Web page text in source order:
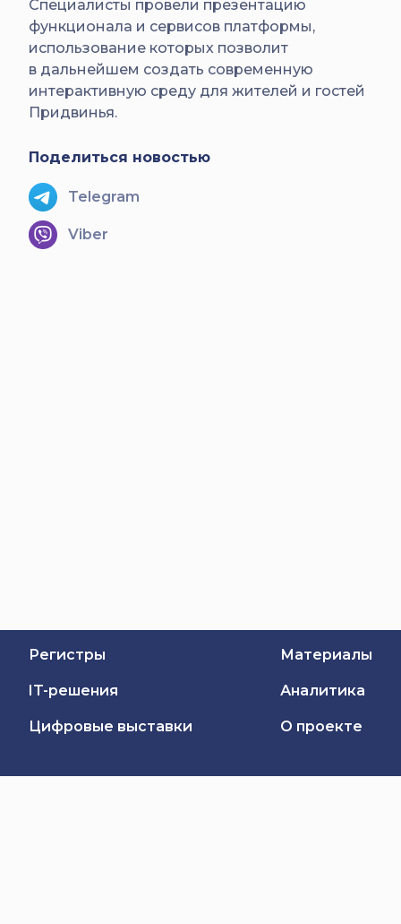
Специалисты провели презентацию
функционала и сервисов платформы,
использование которых позволит
в дальнейшем создать современную
интерактивную среду для жителей и гостей
Придвинья.
Поделиться новостью
Telegram
Viber
Регистры
IT-решения
Цифровые выставки
Материалы
Аналитика
О проекте